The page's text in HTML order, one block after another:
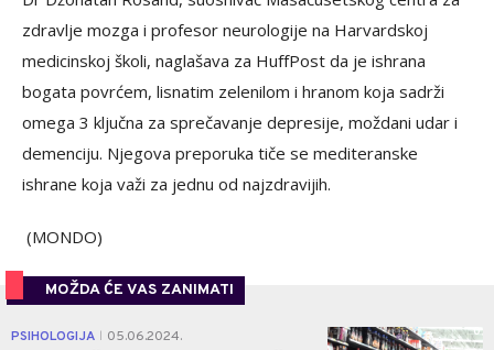
zdravlje mozga i profesor neurologije na Harvardskoj
medicinskoj školi, naglašava za HuffPost da je ishrana
bogata povrćem, lisnatim zelenilom i hranom koja sadrži
omega 3 ključna za sprečavanje depresije, moždani udar i
demenciju. Njegova preporuka tiče se mediteranske
ishrane koja važi za jednu od najzdravijih.
(MONDO)
MOŽDA ĆE VAS ZANIMATI
PSIHOLOGIJA 05.06.2024. 0